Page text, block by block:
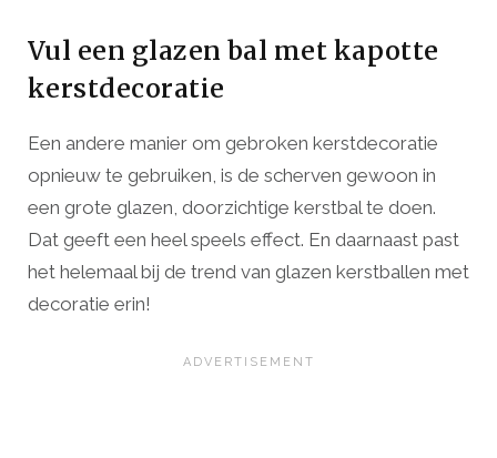
Vul een glazen bal met kapotte
kerstdecoratie
Een andere manier om gebroken kerstdecoratie
opnieuw te gebruiken, is de scherven gewoon in
een grote glazen, doorzichtige kerstbal te doen.
Dat geeft een heel speels effect. En daarnaast past
het helemaal bij de trend van glazen kerstballen met
decoratie erin!